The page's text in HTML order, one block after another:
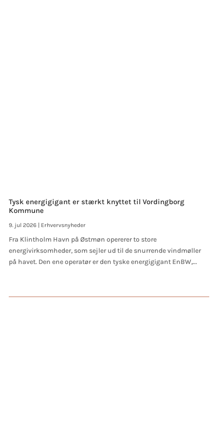
Tysk energigigant er stærkt knyttet til Vordingborg
Kommune
9. jul 2026| Erhvervsnyheder
Fra Klintholm Havn på Østmøn opererer to store
energivirksomheder, som sejler ud til de snurrende vindmøller
på havet. Den ene operatør er den tyske energigigant EnBW,...